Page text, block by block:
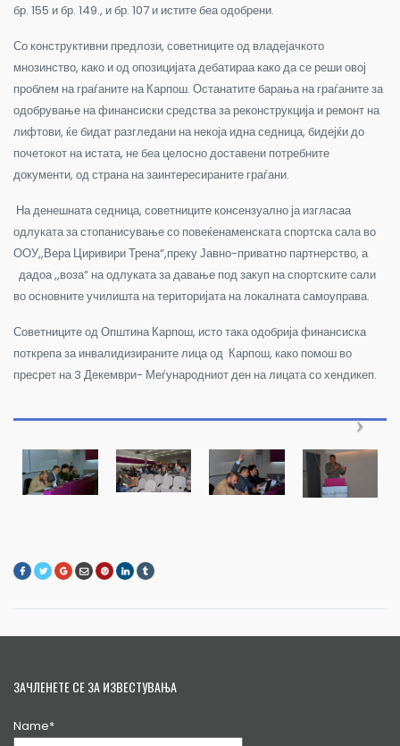
бр. 155 и бр. 149., и бр. 107 и истите беа одобрени.
Со конструктивни предлози, советниците од владејачкото
мнозинство, како и од опозицијата дебатираа како да се реши овој
проблем на граѓаните на Карпош. Останатите барања на граѓаните за
одобрување на финансиски средства за реконструкција и ремонт на
лифтови, ќе бидат разгледани на некоја идна седница, бидејќи до
почетокот на истата, не беа целосно доставени потребните
документи, од страна на заинтересираните граѓани.
На денешната седница, советниците консензуално ја изгласаа
одлуката за стопанисување со повеќенаменската спортска сала во
ООУ,,Вера Циривири Трена“,преку Јавно-приватно партнерство, а
дадоа ,,воза“ на одлуката за давање под закуп на спортските сали
во основните училишта на територијата на локалната самоуправа.
Советниците од Општина Карпош, исто така одобрија финансиска
поткрепа за инвалидизираните лица од Карпош, како помош во
пресрет на 3 Декември- Меѓународниот ден на лицата со хендикеп.
ЗАЧЛЕНЕТЕ СЕ ЗА ИЗВЕСТУВАЊА
Name*